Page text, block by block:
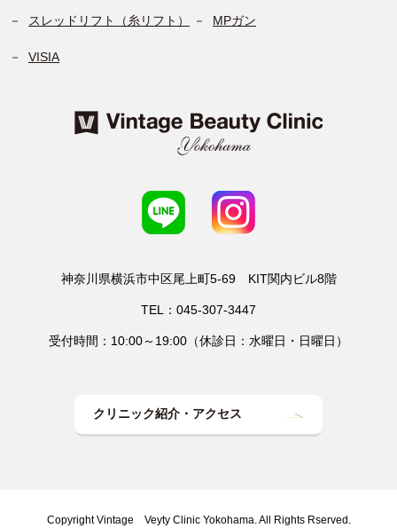
スレッドリフト（糸リフト） MPガン
VISIA
神奈川県横浜市中区尾上町5-69 KIT関内ビル8階
TEL：045-307-3447
受付時間：10:00～19:00（休診日：水曜日・日曜日）
クリニック紹介・アクセス
Copyright Vintage Veyty Clinic Yokohama. All Rights Rserved.